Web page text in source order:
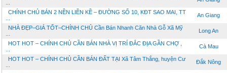
CHÍNH CHỦ BÁN 2 NỀN LIỀN KỀ – ĐƯỜNG SỐ 10, KĐT SAO MAI, TT
An Giang
NHÀ ĐẸP–GIÁ TỐT–CHÍNH CHỦ Cần Bán Nhanh Căn Nhà Gỗ Xã Mỹ
Long An
HOT HOT – CHÍNH CHỦ CẦN BÁN NHÀ VỊ TRÍ ĐẮC ĐỊA GẦN CHỢ ,
Cà Mau
HOT HOT – CHÍNH CHỦ CẦN BÁN ĐẤT TẠI Xã Tâm Thắng, huyện Cư
Đắk Nông